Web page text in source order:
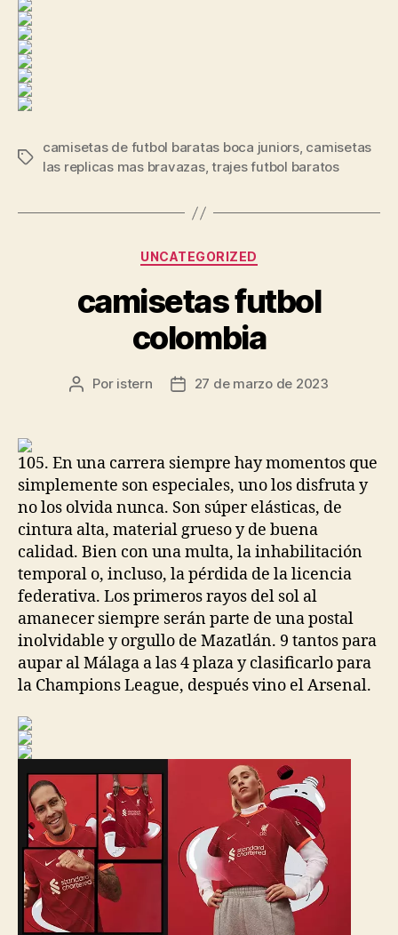
Etiquetas
camisetas de futbol baratas boca juniors, camisetas
las replicas mas bravazas,trajes futbol baratos
Categorías
UNCATEGORIZED
camisetas futbol
colombia
Autor
Por istern
Fecha27 de marzo de 2023
105. En una carrera siempre hay momentos que
simplemente son especiales, uno los disfruta y
no los olvida nunca. Son súper elásticas, de
cintura alta, material grueso y de buena
calidad. Bien con una multa, la inhabilitación
temporal o, incluso, la pérdida de la licencia
federativa. Los primeros rayos del sol al
amanecer siempre serán parte de una postal
inolvidable y orgullo de Mazatlán. 9 tantos para
aupar al Málaga a las 4 plaza y clasificarlo para
la Champions League, después vino el Arsenal.